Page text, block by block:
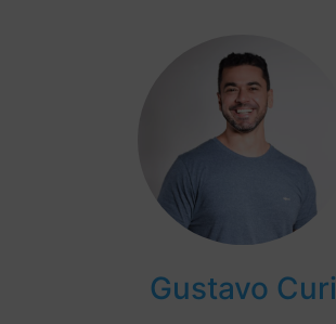
Gustavo Curi